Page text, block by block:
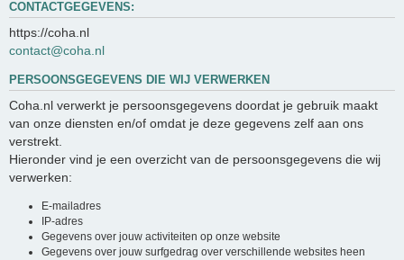
CONTACTGEGEVENS:
https://coha.nl
contact@coha.nl
PERSOONSGEGEVENS DIE WIJ VERWERKEN
Coha.nl verwerkt je persoonsgegevens doordat je gebruik maakt
van onze diensten en/of omdat je deze gegevens zelf aan ons
verstrekt.
Hieronder vind je een overzicht van de persoonsgegevens die wij
verwerken:
E-mailadres
IP-adres
Gegevens over jouw activiteiten op onze website
Gegevens over jouw surfgedrag over verschillende websites heen